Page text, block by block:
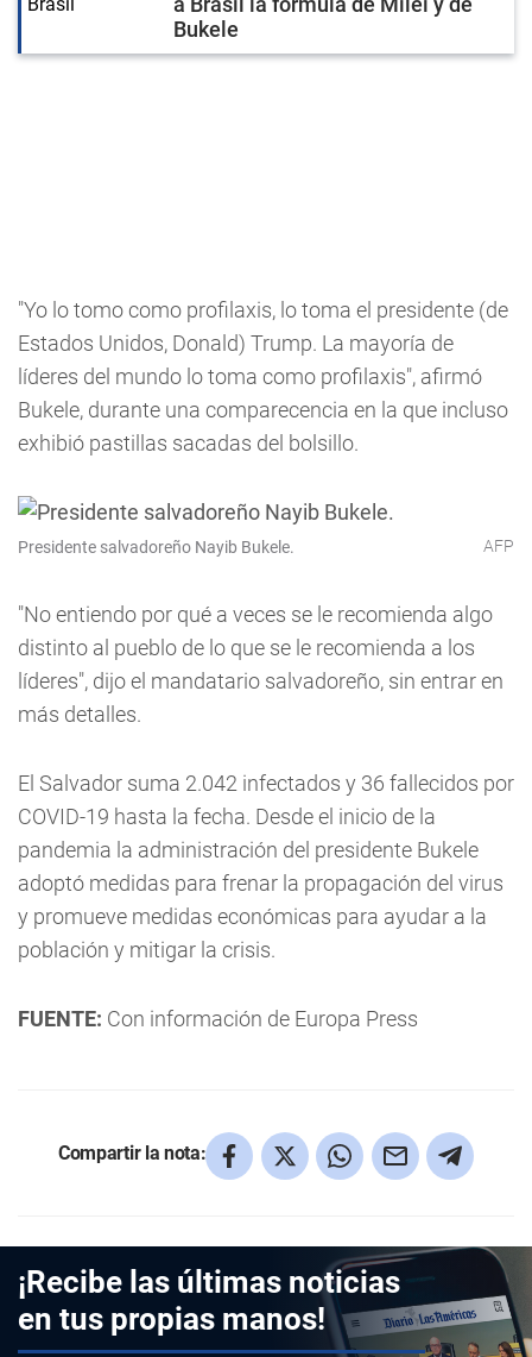
Bukele
"Yo lo tomo como profilaxis, lo toma el presidente (de
Estados Unidos, Donald) Trump. La mayoría de
líderes del mundo lo toma como profilaxis", afirmó
Bukele, durante una comparecencia en la que incluso
exhibió pastillas sacadas del bolsillo.
Presidente salvadoreño Nayib Bukele. AFP
"No entiendo por qué a veces se le recomienda algo
distinto al pueblo de lo que se le recomienda a los
líderes", dijo el mandatario salvadoreño, sin entrar en
más detalles.
El Salvador suma 2.042 infectados y 36 fallecidos por
COVID-19 hasta la fecha. Desde el inicio de la
pandemia la administración del presidente Bukele
adoptó medidas para frenar la propagación del virus
y promueve medidas económicas para ayudar a la
población y mitigar la crisis.
FUENTE: Con información de Europa Press
Compartir la nota:
¡Recibe las últimas noticias
en tus propias manos!